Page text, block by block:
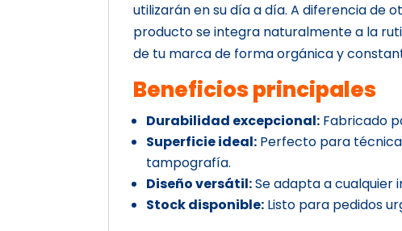
utilizarán en su día a día. A diferencia de
producto se integra naturalmente a la
de tu marca de forma orgánica y
Beneficios principales
Durabilidad excepcional: Fabricado
Superficie ideal: Perfecto para
tampografía.
Diseño versátil:Se adapta a cualquier
Stock disponible: Listo para pedidos